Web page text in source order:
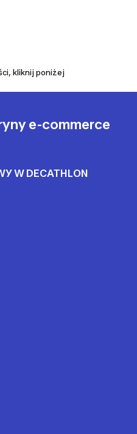
kliknij poniżej
e-commerce
W DECATHLON